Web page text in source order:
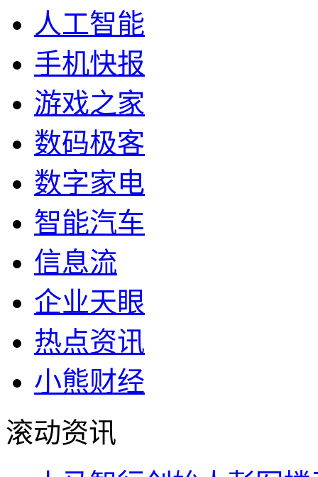
人工智能
手机快报
游戏之家
数码极客
数字家电
智能汽车
信息流
企业天眼
热点资讯
小熊财经
滚动资讯